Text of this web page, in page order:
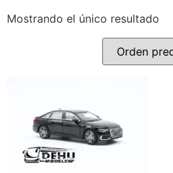
Mostrando el único resultado